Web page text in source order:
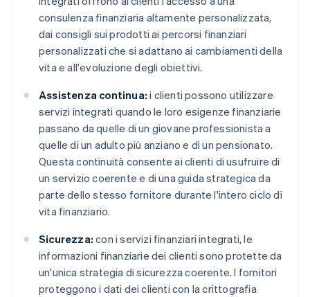
consulenza finanziaria altamente personalizzata,
dai consigli sui prodotti ai percorsi finanziari
personalizzati che si adattano ai cambiamenti della
vita e all'evoluzione degli obiettivi.
Assistenza continua: i clienti possono utilizzare
servizi integrati quando le loro esigenze finanziarie
passano da quelle di un giovane professionista a
quelle di un adulto più anziano e di un pensionato.
Questa continuità consente ai clienti di usufruire di
un servizio coerente e di una guida strategica da
parte dello stesso fornitore durante l'intero ciclo di
vita finanziario.
Sicurezza: con i servizi finanziari integrati, le
informazioni finanziarie dei clienti sono protette da
un'unica strategia di sicurezza coerente. I fornitori
proteggono i dati dei clienti con la crittografia